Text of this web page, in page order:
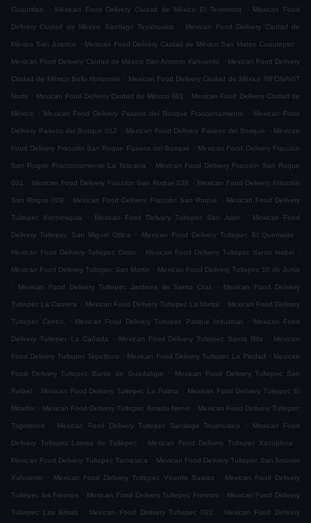
Cuautitlan . Mexican Food Delivery Ciudad de México El Terremoto . Mexican Food
Delivery Ciudad de México Santiago Teyahualco . Mexican Food Delivery Ciudad de
México San Juanico . Mexican Food Delivery Ciudad de México San Mateo Cuautepec .
Mexican Food Delivery Ciudad de México San Antonio Xahuento . Mexican Food Delivery
Ciudad de México Bello Horizonte . Mexican Food Delivery Ciudad de México INFONAVIT
Norte . Mexican Food Delivery Ciudad de México 001 . Mexican Food Delivery Ciudad de
México . Mexican Food Delivery Paseos del Bosque Fraccionamiento . Mexican Food
Delivery Paseos del Bosque 012 . Mexican Food Delivery Paseos del Bosque . Mexican
Food Delivery Fracción San Roque Paseos del Bosque . Mexican Food Delivery Fracción
San Roque Fraccionamiento La Toscana . Mexican Food Delivery Fracción San Roque
001 . Mexican Food Delivery Fracción San Roque 038 . Mexican Food Delivery Fracción
San Roque 009 . Mexican Food Delivery Fracción San Roque . Mexican Food Delivery
Tultepec Xochimiquia . Mexican Food Delivery Tultepec San Juan . Mexican Food
Delivery Tultepec San Miguel Otlica . Mexican Food Delivery Tultepec El Quemado .
Mexican Food Delivery Tultepec Oxtoc . Mexican Food Delivery Tultepec Santa Isabel .
Mexican Food Delivery Tultepec San Martin . Mexican Food Delivery Tultepec 10 de Junio
.
Mexican Food Delivery Tultepec Jardines de Santa Cruz . Mexican Food Delivery
Tultepec La Cantera . Mexican Food Delivery Tultepec La Morita . Mexican Food Delivery
Tultepec Centro . Mexican Food Delivery Tultepec Parque Industrial . Mexican Food
Delivery Tultepec La Cañada . Mexican Food Delivery Tultepec Santa Rita . Mexican
Food Delivery Tultepec Tepetlixco . Mexican Food Delivery Tultepec La Piedad . Mexican
Food Delivery Tultepec Barrio de Guadalupe . Mexican Food Delivery Tultepec San
Rafael . Mexican Food Delivery Tultepec La Palma . Mexican Food Delivery Tultepec El
Mirador . Mexican Food Delivery Tultepec Amado Nervo . Mexican Food Delivery Tultepec
Trigotenco . Mexican Food Delivery Tultepec Santiago Teyahualco . Mexican Food
Delivery Tultepec Lomas de Tultepec . Mexican Food Delivery Tultepec Xacopinca .
Mexican Food Delivery Tultepec Tlamelaca . Mexican Food Delivery Tultepec San Antonio
Xahuento . Mexican Food Delivery Tultepec Vicente Suarez . Mexican Food Delivery
Tultepec los Fresnos . Mexican Food Delivery Tultepec Fresnos . Mexican Food Delivery
Tultepec Las Brisas . Mexican Food Delivery Tultepec 001 . Mexican Food Delivery